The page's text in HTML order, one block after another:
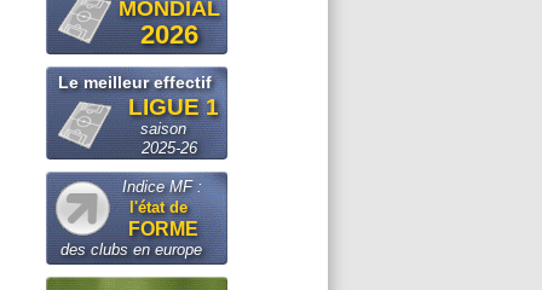
MONDIAL
2026
Le meilleur effectif
LIGUE 1
saison
2025-26
Indice MF :
l'état de
FORME
des clubs en europe